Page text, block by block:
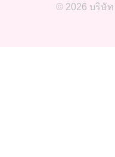
© 2026 บริษั